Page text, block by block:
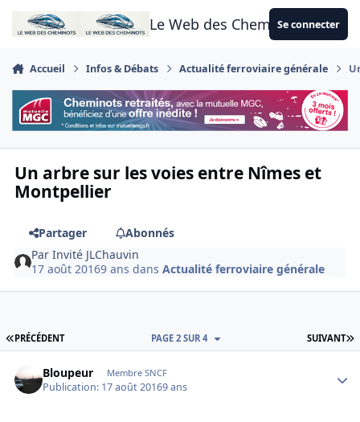
Aller au contenu
Le Web des CheminotsSe connecter
Accueil Infos & Débats Actualité ferroviaire générale
Un arbre sur les voies entre Nîmes et
Montpellier
Partager
Abonnés
ParInvité JLChauvin
17 août 20169 ans dansActualité ferroviaire générale
PREMIÈRE PAGE
PRÉCÉDENT SUIVANT
PAGE 2 SUR 4
Bloupeur Membre SNCF
Publication: 17 août 20169 ans